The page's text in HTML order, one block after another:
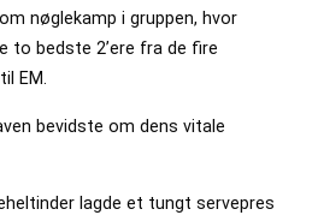
nøglekamp i gruppen, hvor
to bedste 2’ere fra de fire
EM.
bevidste om dens vitale
lagde et tungt servepres